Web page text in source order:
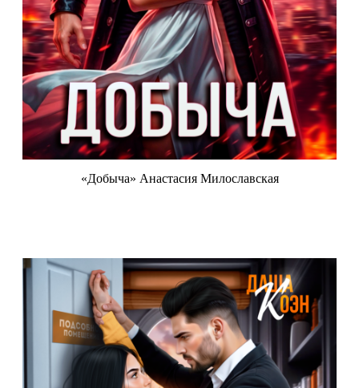
«Добыча» Анастасия Милославская